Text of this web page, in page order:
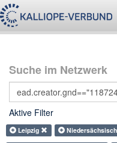
Suche im Netzwerk
Aktive Filter
Leipzig